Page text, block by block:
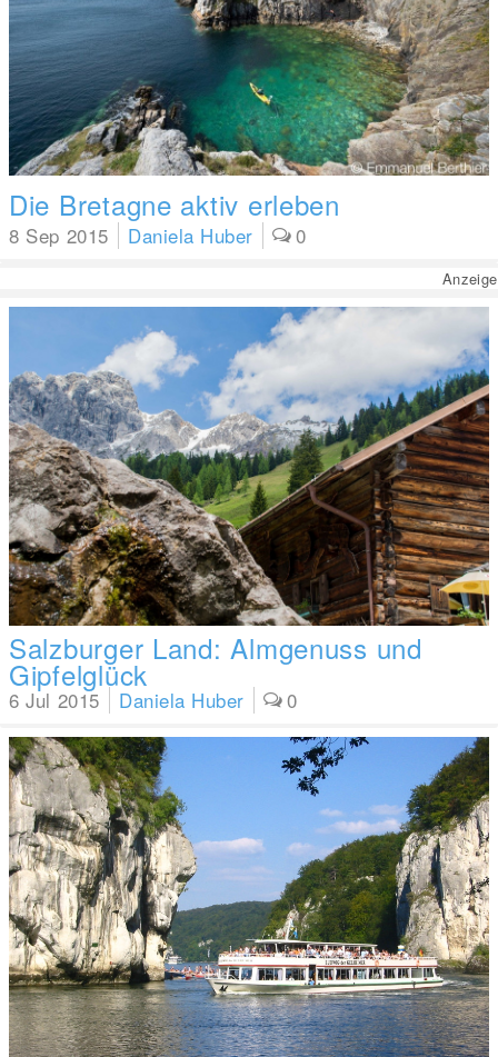
8 Sep 2015 Daniela Huber 0
Die Bretagne aktiv erleben
Anzeige
6 Jul 2015 Daniela Huber 0
Salzburger Land: Almgenuss und
Gipfelglück